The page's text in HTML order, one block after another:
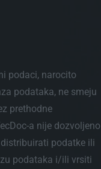
podaci, narocito
podataka, ne smeju
prethodne
a nije dozvoljeno
podatke ili
podataka i/ili vrsiti